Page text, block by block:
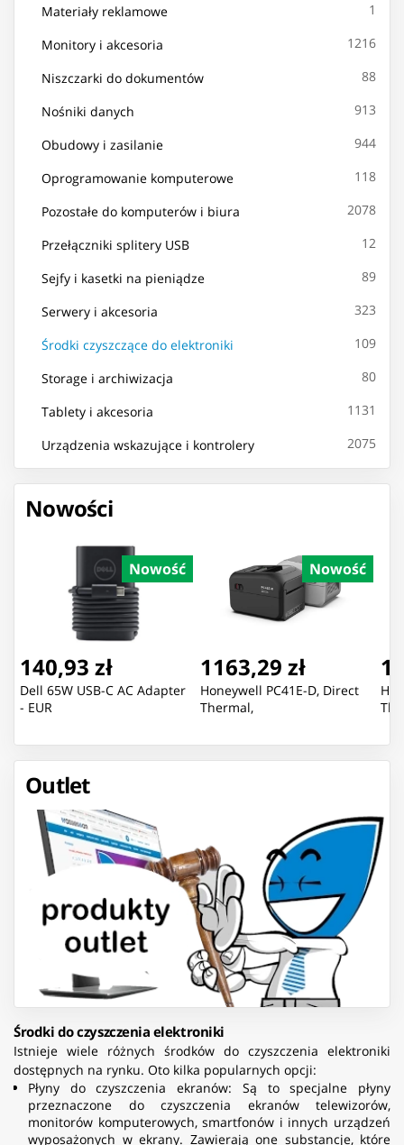
Materiały reklamowe 1
Monitory i akcesoria 1216
Niszczarki do dokumentów 88
Nośniki danych 913
Obudowy i zasilanie 944
Oprogramowanie komputerowe 118
Pozostałe do komputerów i biura 2078
Przełączniki splitery USB 12
Sejfy i kasetki na pieniądze 89
Serwery i akcesoria 323
Środki czyszczące do elektroniki 109
Storage i archiwizacja 80
Tablety i akcesoria 1131
Urządzenia wskazujące i kontrolery 2075
Nowości
Nowość
140,93 zł
Dell 65W USB-C AC Adapter
- EUR
Nowość
1163,29 zł
Honeywell PC41E-D, Direct
Thermal,
Outlet
Środki do czyszczenia elektroniki
Istnieje wiele różnych środków do czyszczenia elektroniki
dostępnych na rynku. Oto kilka popularnych opcji:
Płyny do czyszczenia ekranów: Są to specjalne płyny
przeznaczone do czyszczenia ekranów telewizorów,
monitorów komputerowych, smartfonów i innych urządzeń
wyposażonych w ekrany. Zawierają one substancje, które